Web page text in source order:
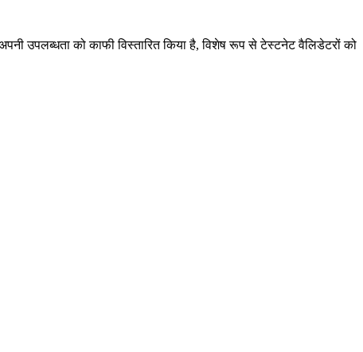
उपलब्धता को काफी विस्तारित किया है, विशेष रूप से टेस्टनेट वैलिडेटरों को